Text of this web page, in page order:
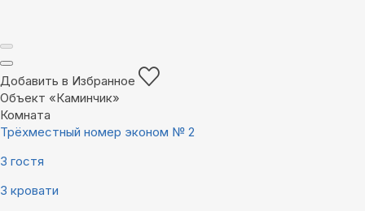
Добавить в Избранное
Объект «Каминчик»
Комната
Трёхместный номер эконом № 2
3 гостя
3 кровати